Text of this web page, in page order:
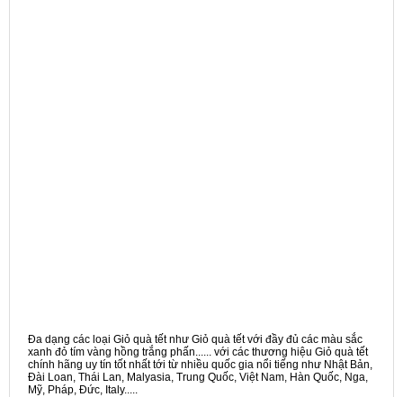
Đa dạng các loại Giỏ quà tết như Giỏ quà tết với đầy đủ các màu sắc
xanh đỏ tím vàng hồng trắng phấn...... với các thương hiệu Giỏ quà tết
chính hãng uy tín tốt nhất tới từ nhiều quốc gia nổi tiếng như Nhật Bản,
Đài Loan, Thái Lan, Malyasia, Trung Quốc, Việt Nam, Hàn Quốc, Nga,
Mỹ, Pháp, Đức, Italy.....